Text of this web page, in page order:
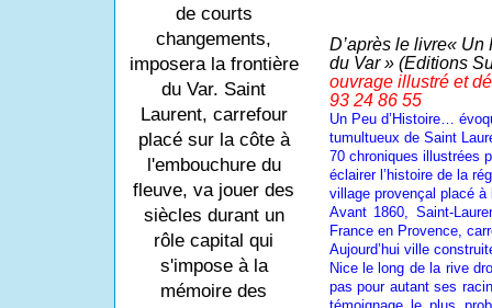
de courts
changements,
imposera la frontière
du Var. Saint
Laurent, carrefour
placé sur la côte à
l'embouchure du
fleuve, va jouer des
siècles durant un
rôle capital qui
s'impose à la
mémoire des
D’après le livre« Un
du Var » (Editions
ouvrage illustré et
93 24 86 55
Un Peu d’Histoire…
tumultueux de Saint
70 chroniques illustrées
éclairer l’histoire de la
village provençal placé à
Avant 1860, Saint-
France en Provence,
Aujourd’hui ville
Nice le long de la rive
pas pour autant ses